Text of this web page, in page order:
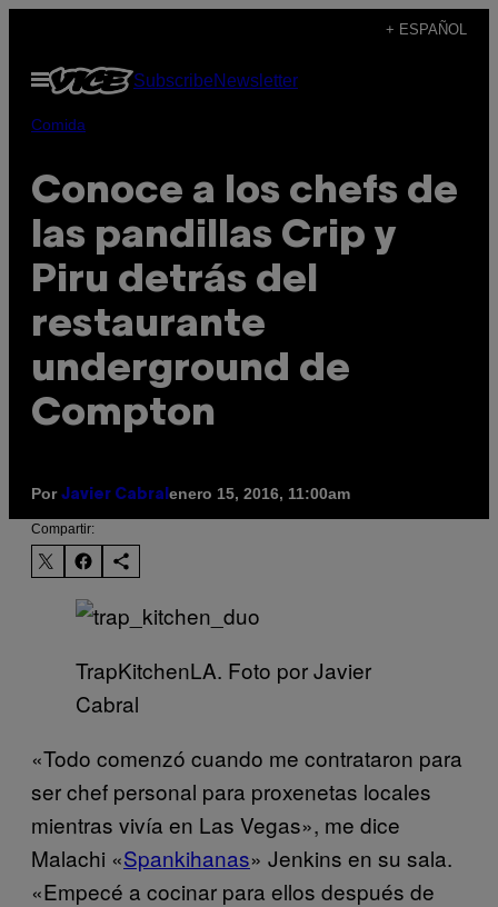
contenido
+ ESPAÑOL
Abrir
Menú
SubscribeNewsletter
Comida
Conoce a los chefs de
las pandillas Crip y
Piru detrás del
restaurante
underground de
Compton
Por Javier Cabral enero 15, 2016, 11:00am
Compartir:
TrapKitchenLA. Foto por Javier
Cabral
«Todo comenzó cuando me contrataron para
ser chef personal para proxenetas locales
mientras vivía en Las Vegas», me dice
Malachi «Spankihanas» Jenkins en su sala.
«Empecé a cocinar para ellos después de